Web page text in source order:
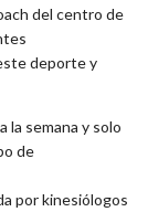
del centro de
deporte y
la semana y solo
de
por kinesiólogos